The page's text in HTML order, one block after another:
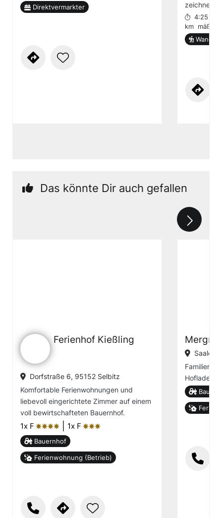
Direktvermarkter
zeichnen
4:25 h
km mäßig
Das könnte Dir auch gefallen
Ferienhof Kießling
Dorfstraße 6, 95152 Selbitz
Komfortable Ferienwohnungen und
liebevoll eingerichtete Zimmer auf einem
voll bewirtschafteten Bauernhof.
1x F ȚȚȚȚ 1x F ȚȚȚ
Bauernhof
Ferienwohnung (Betrieb)
Hofladen,